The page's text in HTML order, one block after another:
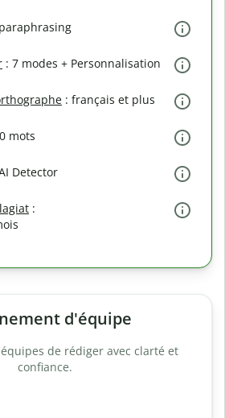
: 7 modes + Personnalisation
: français et plus
mots
Detector
:
d'équipe
de rédiger avec clarté et
confiance.